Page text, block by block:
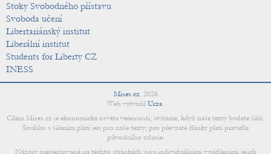
Stoky Svobodného přístavu
Svoboda učení
Libertariánský institut
Liberální institut
Students for Liberty CZ
INESS
Mises.cz, 2026
Web vytvořil Urza.
Cílem Mises.cz je ekonomická osvěta veřejnosti; uvítáme, když naše texty budete šířit.
Souhlas s šířením platí jen pro naše texty; pro převzaté články platí pravidla
původního zdroje.
Názory prezentované na těchto stránkách jsou individuálními vyjádřeními jejich